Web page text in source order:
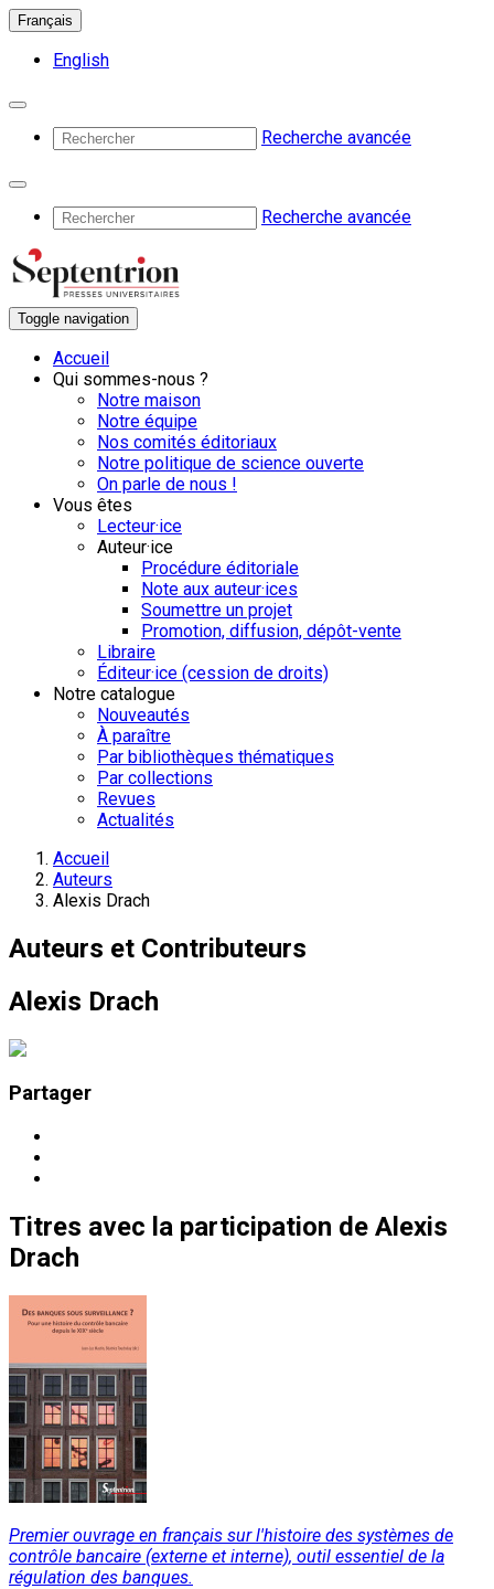
Français
English
Recherche avancée
Recherche avancée
Toggle navigation
Accueil
Qui sommes-nous ?
Notre maison
Notre équipe
Nos comités éditoriaux
Notre politique de science ouverte
On parle de nous !
Vous êtes
Lecteur·ice
Auteur·ice
Procédure éditoriale
Note aux auteur·ices
Soumettre un projet
Promotion, diffusion, dépôt-vente
Libraire
Éditeur·ice (cession de droits)
Notre catalogue
Nouveautés
À paraître
Par bibliothèques thématiques
Par collections
Revues
Actualités
Accueil
Auteurs
Alexis Drach
Auteurs et Contributeurs
Alexis Drach
Partager
Titres avec la participation de Alexis
Drach
Premier ouvrage en français sur l'histoire des systèmes de
contrôle bancaire (externe et interne), outil essentiel de la
régulation des banques.